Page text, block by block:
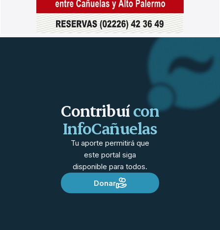
Contribuícon
InfoCañuelas
Tu aporte permitirá que
este portal siga
disponible para todos.
Donar